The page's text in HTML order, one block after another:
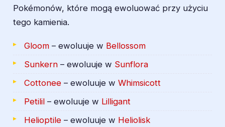
Pokémonów, które mogą ewoluować przy użyciu
tego kamienia.
Gloom – ewoluuje w Bellossom
Sunkern – ewoluuje w Sunflora
Cottonee – ewoluuje w Whimsicott
Petilil – ewoluuje w Lilligant
Helioptile – ewoluuje w Heliolisk